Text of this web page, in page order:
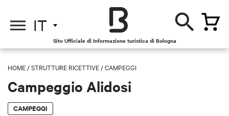
IT
Sito Ufficiale di Informazione turistica di Bologna
HOME /STRUTTURE RICETTIVE /CAMPEGGI
Campeggio Alidosi
CAMPEGGI